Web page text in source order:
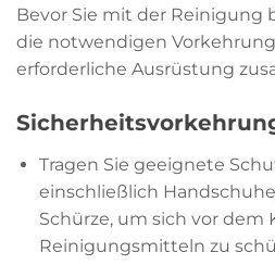
Bevor Sie mit der Reinigung
die notwendigen
erforderliche Ausrüstung
Tragen Sie geeignete
einschließlich
Schürze, um sich vor
Reinigungsmitteln zu